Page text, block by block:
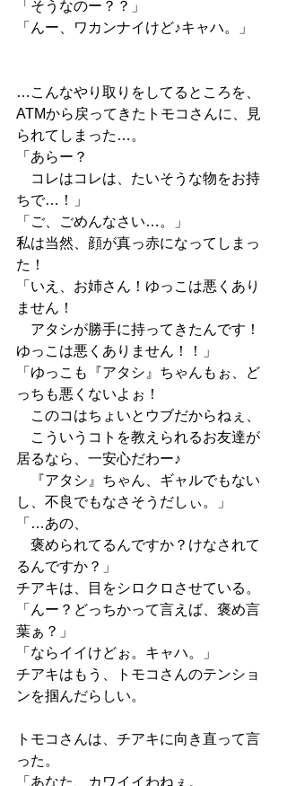
「そうなのー？？」
「んー、ワカンナイけど♪キャハ。」
…こんなやり取りをしてるところを、
ATMから戻ってきたトモコさんに、見
られてしまった…。
「あらー？
コレはコレは、たいそうな物をお持
ちで…！」
「ご、ごめんなさい…。」
私は当然、顔が真っ赤になってしまっ
た！
「いえ、お姉さん！ゆっこは悪くあり
ません！
アタシが勝手に持ってきたんです！
ゆっこは悪くありません！！」
「ゆっこも『アタシ』ちゃんもぉ、ど
っちも悪くないよぉ！
このコはちょいとウブだからねぇ、
こういうコトを教えられるお友達が
居るなら、一安心だわー♪
『アタシ』ちゃん、ギャルでもない
し、不良でもなさそうだしぃ。」
「…あの、
褒められてるんですか？けなされて
るんですか？」
チアキは、目をシロクロさせている。
「んー？どっちかって言えば、褒め言
葉ぁ？」
「ならイイけどぉ。キャハ。」
チアキはもう、トモコさんのテンショ
ンを掴んだらしい。
トモコさんは、チアキに向き直って言
った。
「あなた、カワイイわねぇ。